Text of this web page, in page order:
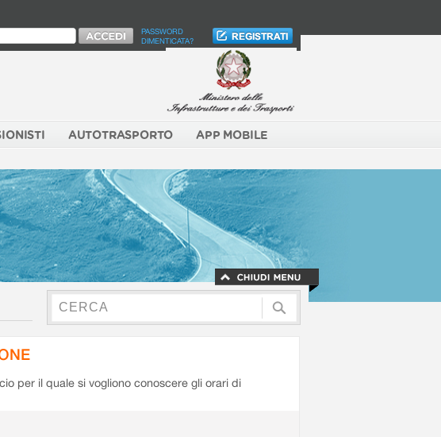
PASSWORD
DIMENTICATA?
AUTOTRASPORTO APP MOBILE
per il quale si vogliono conoscere gli orari di